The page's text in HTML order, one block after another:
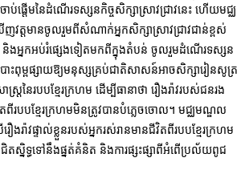
ើមនៃដំណើរទស្សនកិច្ចសិក្សាស្រាវជ្រាវនេះ ហើយមជ្ឈ​
វត្ដមានចូលរួមពីសំណាក់អ្នកសិក្សាស្រាវ​ជ្រាវជាន់ខ្ពស់
រូ និងអ្នកអប់រំផ្សេងទៀតមកពីក្នុងតំបន់ ចូលរួមដំណើរទស្សន
បោះពុម្ពផ្សាយឱ្យមនុស្សគ្រប់ជាតិសាសន៍អាចសិក្សារៀនសូត្រ
ស្រ្តនៃរបបខ្មែរក្រហម ដើម្បីធានាថា រឿងរ៉ាវរបស់ជនរង
ពីរបបខ្មែរក្រហ​មមិនត្រូវបានបំភ្លេចចោល។ មជ្ឈមណ្ឌល
រឿងរ៉ាវ​ផ្ទាល់​ខ្លួន​របស់អ្នករស់រានមានជីវិតពីរបបខ្មែរក្រហម
តស្និទ្ធ​ទៅ​នឹងផ្នត់គំនិត ​និង​ការ​ផ្សះផ្សា​ពី​អំពើ​ប្រល័យពូជ